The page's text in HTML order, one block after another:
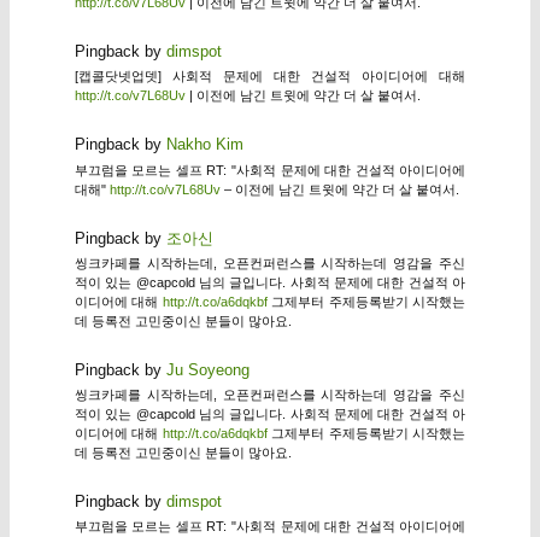
Pingback by dimspot
[캡콜닷넷업뎃] 사회적 문제에 대한 건설적 아이디어에 대해
http://t.co/v7L68Uv| 이전에 남긴 트윗에 약간 더 살 붙여서.
Pingback by Nakho Kim
부끄럼을 모르는 셀프 RT: "사회적 문제에 대한 건설적 아이디어에
대해" http://t.co/v7L68Uv– 이전에 남긴 트윗에 약간 더 살 붙여서.
Pingback by 조아신
씽크카페를 시작하는데, 오픈컨퍼런스를 시작하는데 영감을 주신
적이 있는 @capcold 님의 글입니다. 사회적 문제에 대한 건설적 아
이디어에 대해 http://t.co/a6dqkbf그제부터 주제등록받기 시작했는
데 등록전 고민중이신 분들이 많아요.
Pingback by Ju Soyeong
씽크카페를 시작하는데, 오픈컨퍼런스를 시작하는데 영감을 주신
적이 있는 @capcold 님의 글입니다. 사회적 문제에 대한 건설적 아
이디어에 대해 http://t.co/a6dqkbf그제부터 주제등록받기 시작했는
데 등록전 고민중이신 분들이 많아요.
Pingback by dimspot
부끄럼을 모르는 셀프 RT: "사회적 문제에 대한 건설적 아이디어에